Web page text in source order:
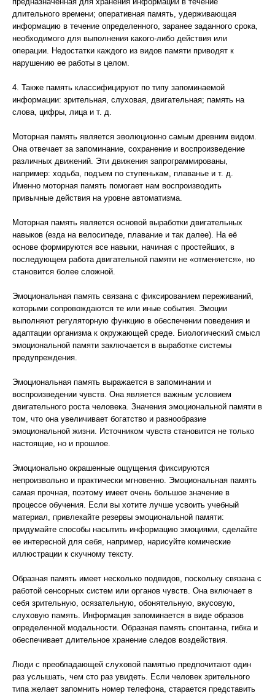
длительного времени; оперативная память, удерживающая
информацию в течение определенного, заранее заданного срока,
необходимого для выполнения какого-либо действия или
операции. Недостатки каждого из видов памяти приводят к
нарушению ее работы в целом.
4. Также память классифицируют по типу запоминаемой
информации: зрительная, слуховая, двигательная; память на
слова, цифры, лица и т. д.
Моторная память является эволюционно самым древним видом.
Она отвечает за запоминание, сохранение и воспроизведение
различных движений. Эти движения запрограммированы,
например: ходьба, подъем по ступенькам, плаванье и т. д.
Именно моторная память помогает нам воспроизводить
привычные действия на уровне автоматизма.
Моторная память является основой выработки двигательных
навыков (езда на велосипеде, плавание и так далее). На её
основе формируются все навыки, начиная с простейших, в
последующем работа двигательной памяти не «отменяется», но
становится более сложной.
Эмоциональная память связана с фиксированием переживаний,
которыми сопровождаются те или иные события. Эмоции
выполняют регуляторную функцию в обеспечении поведения и
адаптации организма к окружающей среде. Биологический смысл
эмоциональной памяти заключается в выработке системы
предупреждения.
Эмоциональная память выражается в запоминании и
воспроизведении чувств. Она является важным условием
двигательного роста человека. Значения эмоциональной памяти в
том, что она увеличивает богатство и разнообразие
эмоциональной жизни. Источником чувств становится не только
настоящие, но и прошлое.
Эмоционально окрашенные ощущения фиксируются
непроизвольно и практически мгновенно. Эмоциональная память
самая прочная, поэтому имеет очень большое значение в
процессе обучения. Если вы хотите лучше усвоить учебный
материал, привлекайте резервы эмоциональной памяти:
придумайте способы насытить информацию эмоциями, сделайте
ее интересной для себя, например, нарисуйте комические
иллюстрации к скучному тексту.
Образная память имеет несколько подвидов, поскольку связана с
работой сенсорных систем или органов чувств. Она включает в
себя зрительную, осязательную, обонятельную, вкусовую,
слуховую память. Информация запоминается в виде образов
определенной модальности. Образная память спонтанна, гибка и
обеспечивает длительное хранение следов воздействия.
Люди с преобладающей слуховой памятью предпочитают один
раз услышать, чем сто раз увидеть. Если человек зрительного
типа желает запомнить номер телефона, старается представить